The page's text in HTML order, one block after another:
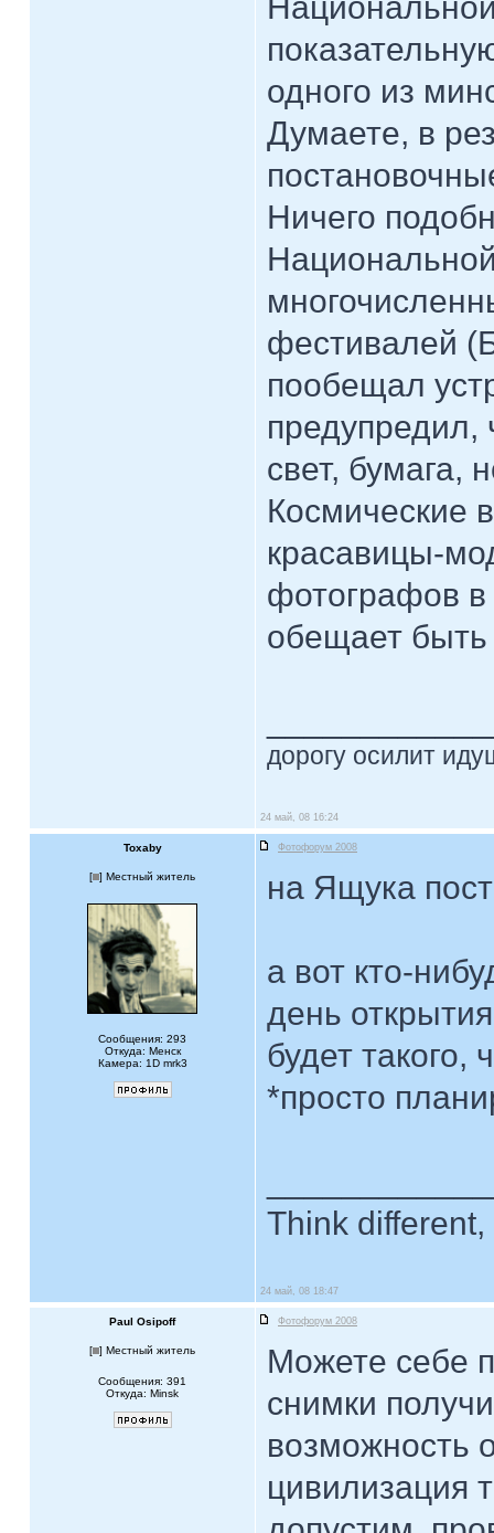
одного из
Думаете, в
Ничего
фестивалей
пообещал
предупредил,
свет, бумага,
Космические
красавицы-
фотографов
обещает
дорогу осилит
24 май, 08 16:24
Toxaby Фотофорум 2008
[ ] Местный житель
Сообщения: 293
Откуда: Менск
Камера: 1D mrk3
на Ящука
а вот кто-
день
будет такого,
*просто
Think
24 май, 08 18:47
Paul Osipoff Фотофорум 2008
[ ] Местный житель
Сообщения: 391
Откуда: Minsk
Можете себе
снимки
возможность
цивилизация